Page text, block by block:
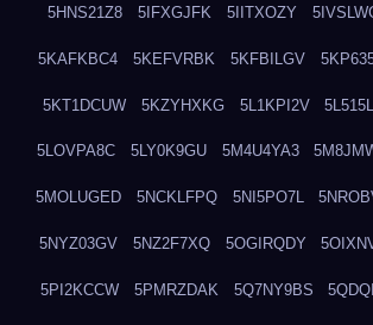
5HNS21Z8 5IFXGJFK 5IITXOZY
5KAFKBC4 5KEFVRBK 5KFBILGV
5KT1DCUW 5KZYHXKG 5L1KPI2V
5LOVPA8C 5LY0K9GU 5M4U4YA3
5MOLUGED 5NCKLFPQ 5NI5PO7L
5NYZ03GV 5NZ2F7XQ 5OGIRQDY
5PI2KCCW 5PMRZDAK 5Q7NY9BS